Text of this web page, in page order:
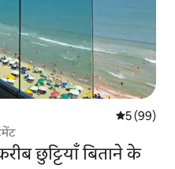
औसत रेटिंग
5 (99)
छुट्टियाँ बिताने के